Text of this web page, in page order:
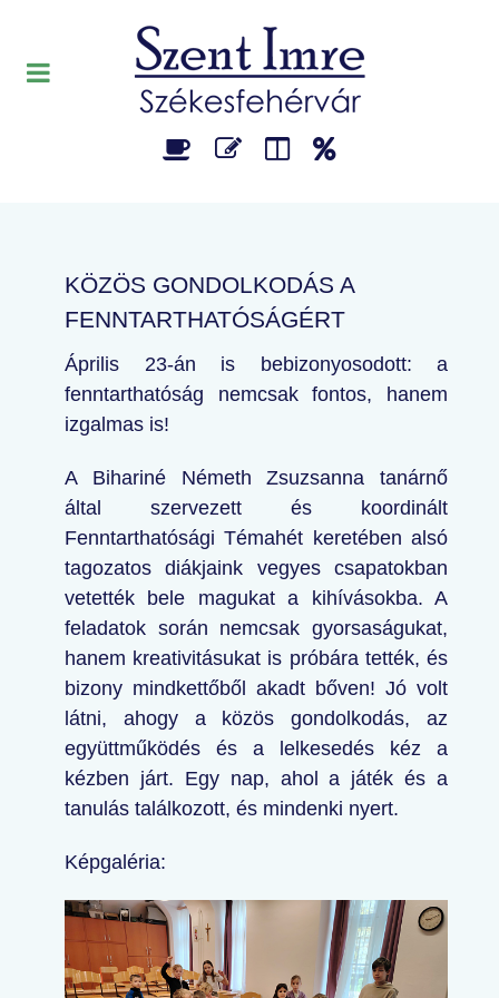
KÖZÖS GONDOLKODÁS A
FENNTARTHATÓSÁGÉRT
Április 23-án is bebizonyosodott: a
fenntarthatóság nemcsak fontos, hanem
izgalmas is!
A Bihariné Németh Zsuzsanna tanárnő
által szervezett és koordinált
Fenntarthatósági Témahét keretében alsó
tagozatos diákjaink vegyes csapatokban
vetették bele magukat a kihívásokba. A
feladatok során nemcsak gyorsaságukat,
hanem kreativitásukat is próbára tették, és
bizony mindkettőből akadt bőven! Jó volt
látni, ahogy a közös gondolkodás, az
együttműködés és a lelkesedés kéz a
kézben járt. Egy nap, ahol a játék és a
tanulás találkozott, és mindenki nyert.
Képgaléria: